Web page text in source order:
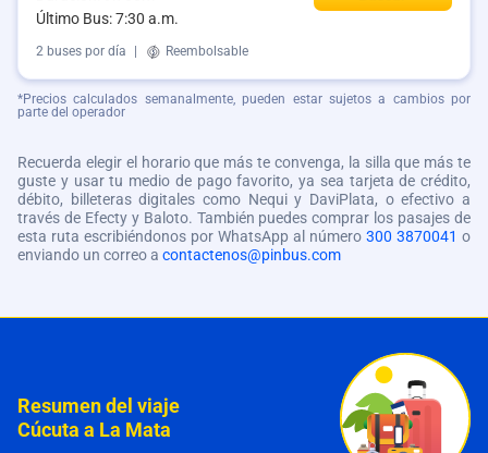
Último Bus: 7:30 a.m.
2 buses por día Reembolsable
*Precios calculados semanalmente, pueden estar sujetos a cambios por
parte del operador
Recuerda elegir el horario que más te convenga, la silla que más te
guste y usar tu medio de pago favorito, ya sea tarjeta de crédito,
débito, billeteras digitales como Nequi y DaviPlata, o efectivo a
través de Efecty y Baloto. También puedes comprar los pasajes de
esta ruta escribiéndonos por WhatsApp al número 300 3870041 o
enviando un correo a contactenos@pinbus.com
Resumen del viaje
Cúcuta a La Mata